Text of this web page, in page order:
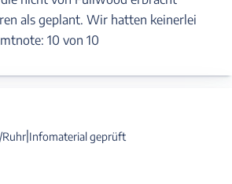
als geplant. Wir hatten keinerlei
10 von 10
Infomaterial geprüft